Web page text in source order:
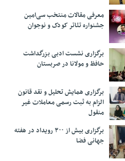
معرفی مقالات منتخب سی‌امین
جشنواره تئاتر کودک و نوجوان
برگزاری نشست ادبی بزرگداشت
حافظ و مولانا در صربستان
برگزاری همایش تحلیل و نقد قانون
الزام به ثبت رسمی معاملات غیر
منقول
برگزاری بیش از ۳۰۰ رویداد در هفته
جهانی فضا